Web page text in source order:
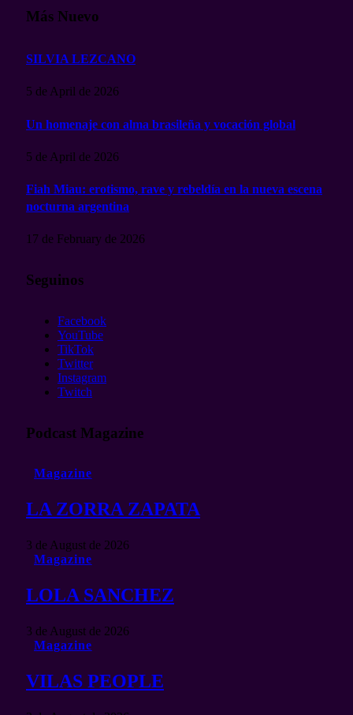
Más Nuevo
SILVIA LEZCANO
5 de April de 2026
Un homenaje con alma brasileña y vocación global
5 de April de 2026
Fiah Miau: erotismo, rave y rebeldía en la nueva escena
nocturna argentina
17 de February de 2026
Seguinos
Facebook
YouTube
TikTok
Twitter
Instagram
Twitch
Podcast Magazine
Magazine
LA ZORRA ZAPATA
3 de August de 2026
Magazine
LOLA SANCHEZ
3 de August de 2026
Magazine
VILAS PEOPLE